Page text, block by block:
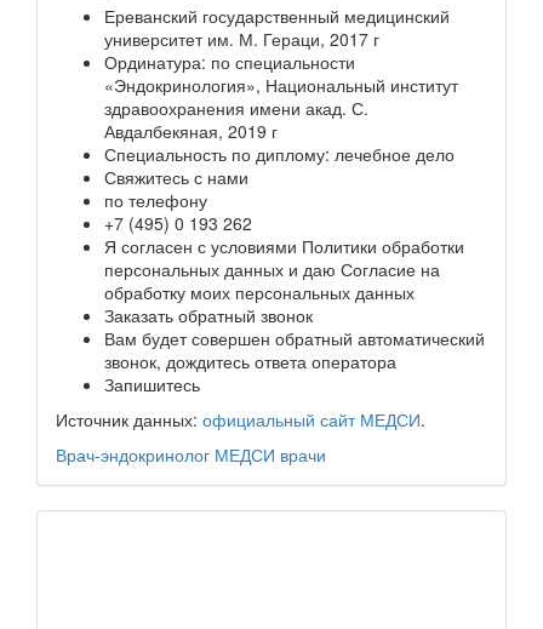
Ереванский государственный медицинский
университет им. М. Гераци, 2017 г
Ординатура: по специальности
«Эндокринология», Национальный институт
здравоохранения имени акад. С.
Авдалбекяная, 2019 г
Специальность по диплому: лечебное дело
Свяжитесь с нами
по телефону
+7 (495) 0 193 262
Я согласен с условиями Политики обработки
персональных данных и даю Согласие на
обработку моих персональных данных
Заказать обратный звонок
Вам будет совершен обратный автоматический
звонок, дождитесь ответа оператора
Запишитесь
Источник данных: официальный сайт МЕДСИ.
Врач-эндокринолог МЕДСИ врачи